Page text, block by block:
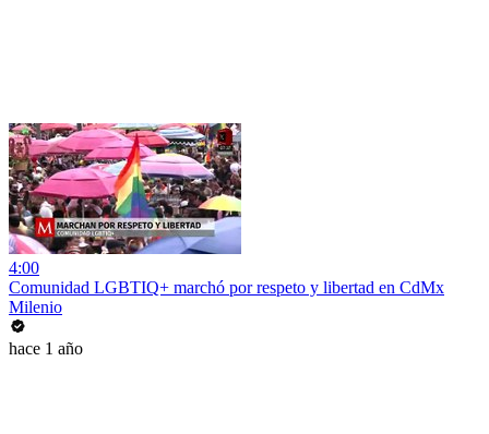
4:00
Comunidad LGBTIQ+ marchó por respeto y libertad en CdMx
Milenio
hace 1 año